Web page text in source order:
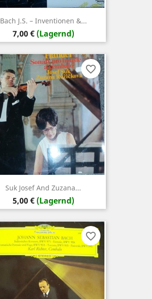
Bach J.S. – Inventionen &...
Preis
7,00 € (Lagernd)
Suk Josef And Zuzana...
Preis
5,00 € (Lagernd)
favorite_border
favorite_border